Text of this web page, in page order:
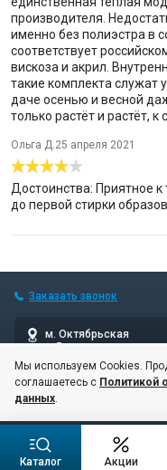
производителя.
именно без полиэстра в
соответствует
вискоза и акрил.
такие комплекта служат
даче осенью и весной
только растёт и растёт, к
Ольга Д.25 апреля 2021
Достоинства: Приятное
до первой стирки
Заказать звонок
м. Октябрьская
5 мин пешком
© 10баллов, 2006–2026
Соглашение об обработке и
Каталог Акции
Мы используем Cookies.
соглашаетесь с Политикой
данных.